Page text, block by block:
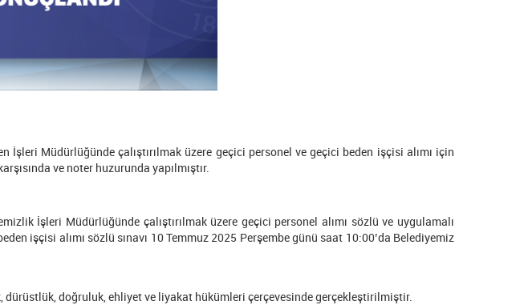
Müdürlüğünde çalıştırılmak üzere geçici personel ve geçici beden işçisi alımı için
ve noter huzurunda yapılmıştır.
İşleri Müdürlüğünde çalıştırılmak üzere geçici personel alımı sözlü ve uygulamalı
işçisi alımı sözlü sınavı 10 Temmuz 2025 Perşembe günü saat 10:00’da Belediyemiz
dürüstlük, doğruluk, ehliyet ve liyakat hükümleri çerçevesinde gerçekleştirilmiştir.